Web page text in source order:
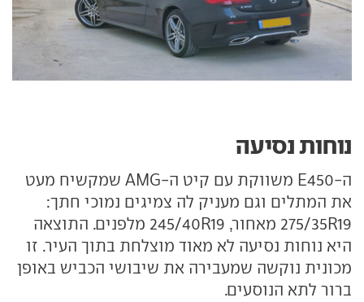
נוחות נסיעה
ה-E450 משווקת עם קיט ה-AMG שמקשיח מעט
את המתלים וגם מעניק לה צמיגים נמוכי חתך:
275/35R19 מאחור, 245/40R19 מלפנים. התוצאה
היא נוחות נסיעה לא מאוד מוצלחת בתוך העיר. זו
מכונית נוקשה שמעבירה את שיבושי הכביש באופן
ברור לתא הנוסעים.